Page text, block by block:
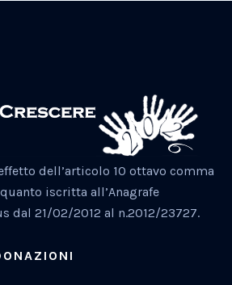
dell’articolo 10 ottavo comma
iscritta all’Anagrafe
dal 21/02/2012 al n.2012/23727.